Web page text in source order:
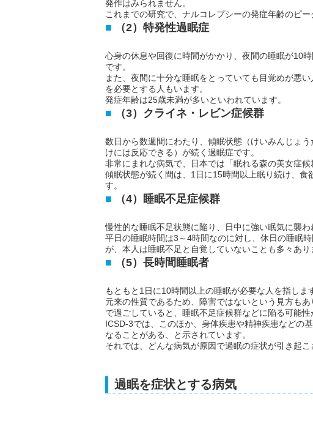
発作はみられません。
これまでの研究で、ナルコレプシーの発症年齢のピ
（2）特発性過眠症
心身の休息や回復に時間がかかり、夜間の睡眠が10
です。
また、夜間に十分な睡眠をとっていても目覚めが悪
を必要とする人もいます。
発症年齢は25歳未満が多いといわれています。
（3）クライネ・レビン症候群
数日から数週間にわたり、傾眠状態（けいみんじょ
けには反応できる）が続く過眠症です。
非常にまれな病気で、日本では「眠れる森の美女症候
傾眠状態が続く間は、1日に15時間以上眠り続け、
す。
（4）睡眠不足症候群
慢性的な睡眠不足状態に陥り、日中に強い眠気に襲わ
平日の睡眠時間は3～4時間なのに対し、休日の睡眠
が、本人は睡眠不足と自覚していないことも多々あり
（5）長時間睡眠者
もともと1日に10時間以上の睡眠が必要な人を指しま
元来の性質であるため、障害ではないという見方も
で過ごしていると、睡眠不足症候群などに陥る可能性
ICSD-3では、このほか、身体疾患や精神疾患などの
なることがある、と示されています。
それでは、どんな病気が原因で過眠の症状が引き起こ
過眠を症状とする病気